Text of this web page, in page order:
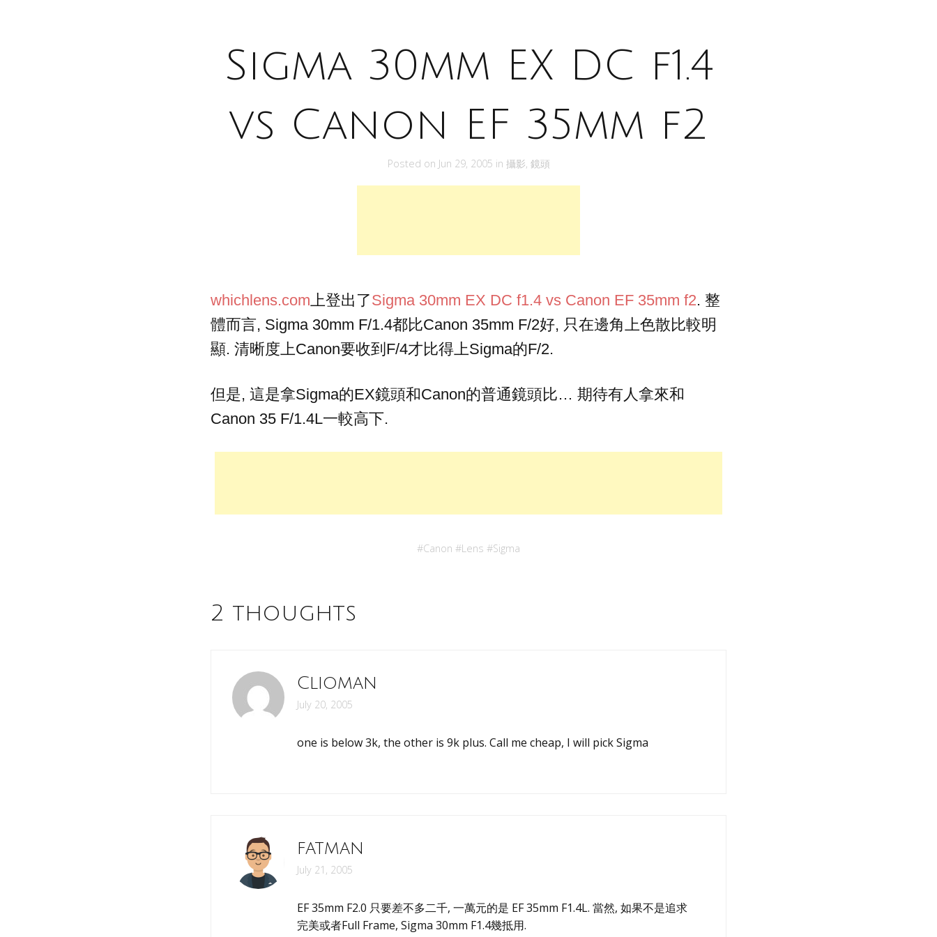
Sigma 30mm EX DC f1.4
vs Canon EF 35mm f2
Posted on Jun 29, 2005 in 攝影, 鏡頭
whichlens.com上登出了Sigma 30mm EX DC f1.4 vs Canon EF 35mm f2. 整
體而言, Sigma 30mm F/1.4都比Canon 35mm F/2好, 只在邊角上色散比較明
顯. 清晰度上Canon要收到F/4才比得上Sigma的F/2.
但是, 這是拿Sigma的EX鏡頭和Canon的普通鏡頭比… 期待有人拿來和
Canon 35 F/1.4L一較高下.
#Canon #Lens #Sigma
2 thoughts
Clioman
July 20, 2005
one is below 3k, the other is 9k plus. Call me cheap, I will pick Sigma
fatman
July 21, 2005
EF 35mm F2.0 只要差不多二千, 一萬元的是 EF 35mm F1.4L. 當然, 如果不是追求
完美或者Full Frame, Sigma 30mm F1.4幾抵用.